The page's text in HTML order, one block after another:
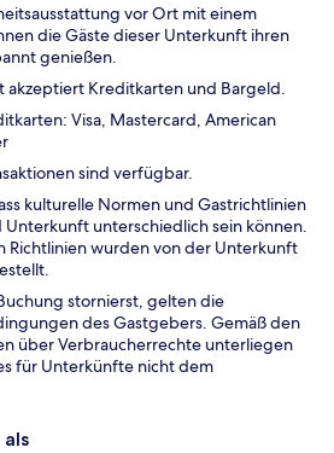
vor Ort mit einem
die Gäste dieser Unterkunft ihren
genießen.
akzeptiert Kreditkarten und Bargeld.
Visa, Mastercard, American
sind verfügbar.
kulturelle Normen und Gastrichtlinien
Unterkunft unterschiedlich sein können.
Richtlinien wurden von der Unterkunft
stornierst, gelten die
des Gastgebers. Gemäß den
über Verbraucherrechte unterliegen
für Unterkünfte nicht dem